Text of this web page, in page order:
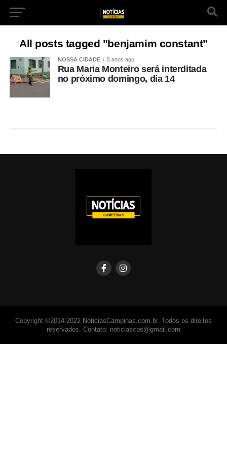
All posts tagged "benjamim constant"
NOSSA CIDADE 5 anos ago
Rua Maria Monteiro será interditada
no próximo domingo, dia 14
Copyright ©2014-2022 NoticiasCampinas.com.br. Todos os direitos
reservados. Contato: noticiascps@gmail.com